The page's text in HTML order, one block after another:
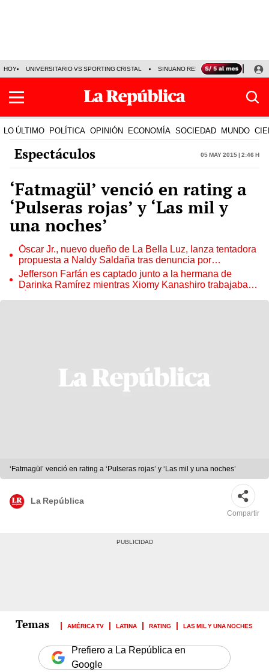
HOY UNIVERSITARIO VS SPORTING CRISTAL SINUANO RESULTADOS HOY
LO ÚLTIMO POLÍTICA OPINIÓN ECONOMÍA SOCIEDAD MUNDO
Espectáculos 05 May 2015 | 2:46 h
‘Fatmagül’ venció en rating a
‘Pulseras rojas’ y ‘Las mil y
una noches’
Óscar Jr., nuevo dueño de La Bella Luz, lanza tentadora
propuesta a Naldy Saldaña tras denuncia por
tocamientos
Jefferson Farfán es captado junto a la hermana de
Darinka Ramírez mientras Xiomy Kanashiro trabajaba:
‘Fatmagül’ venció en rating a ‘Pulseras rojas’ y ‘Las mil y una noches’
La República
Compartir
AMÉRICA TV LATINA RATING LAS MIL Y UNA NOCHES
Prefiero a La República en
Google